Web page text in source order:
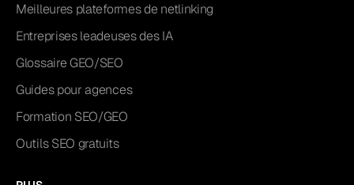
Meilleures plateformes de netlinking
Entreprises leadeuses des IA
Glossaire GEO/SEO
Guides pour agences
Formation SEO/GEO
Outils SEO gratuits